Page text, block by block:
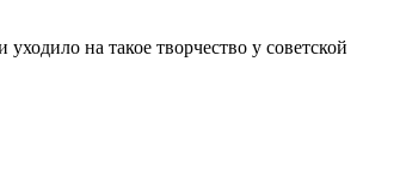
на такое творчество у советской